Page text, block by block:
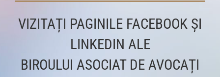
VIZITAȚI PAGINILE FACEBOOK ȘI
LINKEDIN ALE
BIROULUI ASOCIAT DE AVOCAȚI